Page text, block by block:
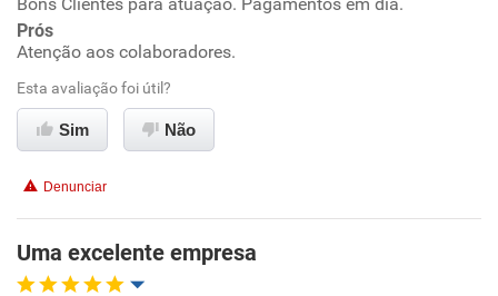
Ambiente de trabalho
Conciliação com a vida familiar
Benefícios
Recomenda a diretoria
Prós
Atenção aos colaboradores.
Esta avaliação foi útil?
Sim Não
Denunciar
Uma excelente empresa